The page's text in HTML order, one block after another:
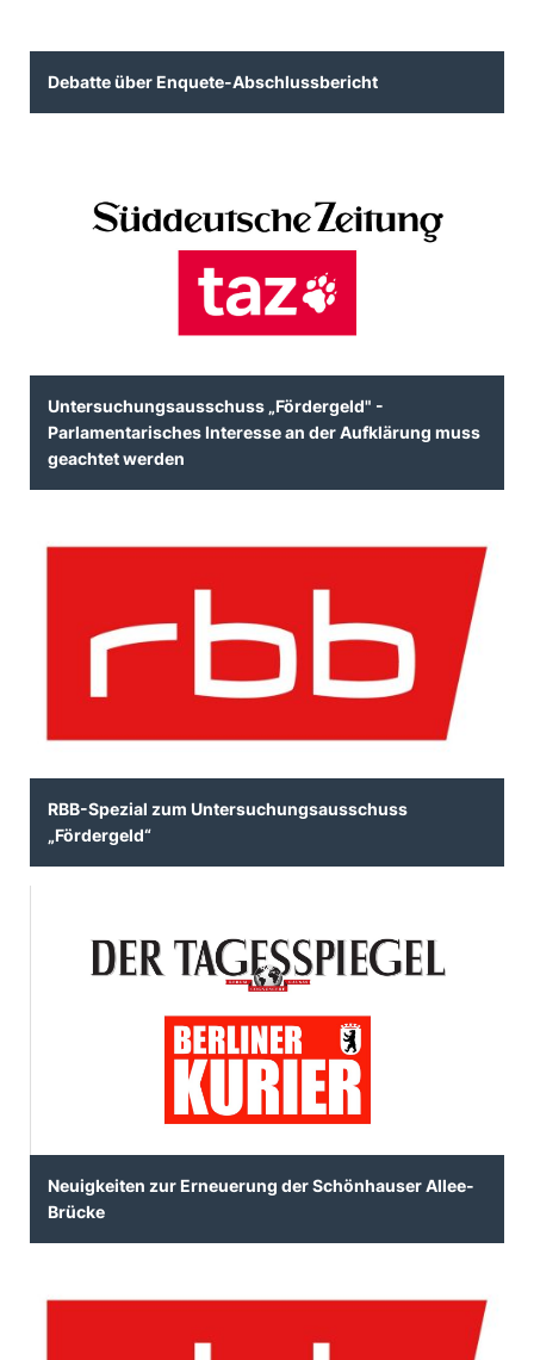
Debatte über Enquete-Abschlussbericht
Untersuchungsausschuss „Fördergeld" -
Parlamentarisches Interesse an der Aufklärung muss
geachtet werden
RBB-Spezial zum Untersuchungsausschuss
Fördergeld“
Neuigkeiten zur Erneuerung der Schönhauser Allee-
Brücke